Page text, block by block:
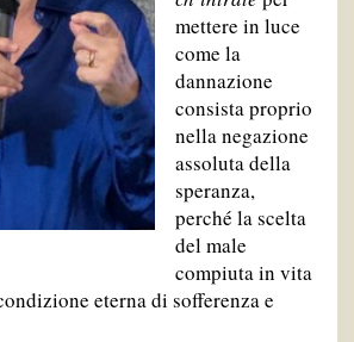
mettere in luce
come la
dannazione
consista proprio
nella negazione
assoluta della
speranza,
perché la scelta
del male
compiuta in vita
eterna di sofferenza e